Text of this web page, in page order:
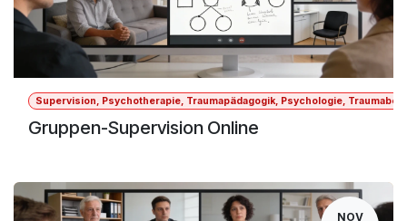
Supervision, Psychotherapie, Traumapädagogik, Psychologie,
Gruppen-Supervision Online
NOV